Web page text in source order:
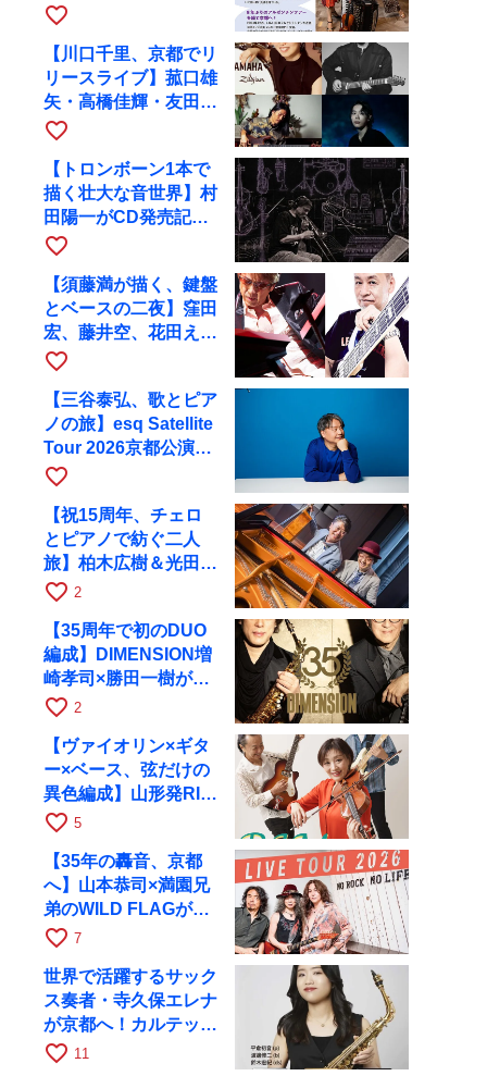
ゴスが10月9日にRAG
favorite_border
【川口千里、京都でリ
リースライブ】菰口雄
矢・高橋佳輝・友田ジ
ュンと9月28日にRAG
favorite_border
【トロンボーン1本で
描く壮大な音世界】村
田陽一がCD発売記念
ツアーで9月4日に京
favorite_border
【須藤満が描く、鍵盤
とベースの二夜】窪田
宏、藤井空、花田えみ
と京都RAGで共演
favorite_border
【三谷泰弘、歌とピア
ノの旅】esq Satellite
Tour 2026京都公演を
10月に開催
favorite_border
【祝15周年、チェロ
とピアノで紡ぐ二人
旅】柏木広樹＆光田健
一が11月12日に京都
favorite_border 2
【35周年で初のDUO
編成】DIMENSION増
崎孝司×勝田一樹が10
月11日に京都RAGへ
favorite_border 2
【ヴァイオリン×ギタ
ー×ベース、弦だけの
異色編成】山形発RIM
が初全国ツアーで8月
favorite_border 5
【35年の轟音、京都
へ】山本恭司×満園兄
弟のWILD FLAGが8
月6日にRAGでライブ
favorite_border 7
世界で活躍するサック
ス奏者・寺久保エレナ
が京都へ！カルテッ
ト・ツアー京都公演を
favorite_border 11